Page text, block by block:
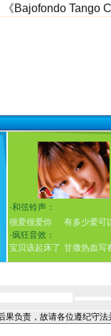
Bajofondo Tango
·和弦铃声：
很爱很爱你
有多少爱可
·疯狂音效：
宝贝该起床了 甘撒热血写
果负责，故请各位遵纪守